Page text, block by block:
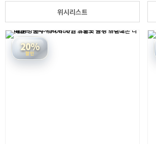
위시리스트
20%
할인